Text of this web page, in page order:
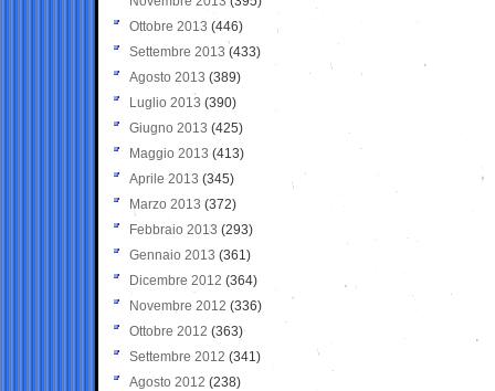
Ottobre 2013 (446)
Settembre 2013 (433)
Agosto 2013 (389)
Luglio 2013 (390)
Giugno 2013 (425)
Maggio 2013 (413)
Aprile 2013 (345)
Marzo 2013 (372)
Febbraio 2013 (293)
Gennaio 2013 (361)
Dicembre 2012 (364)
Novembre 2012 (336)
Ottobre 2012 (363)
Settembre 2012 (341)
Agosto 2012 (238)